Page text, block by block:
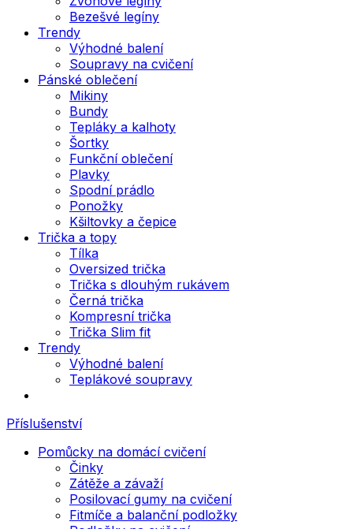
Bezešvé legíny
Trendy
Výhodné balení
Soupravy na cvičení
Pánské oblečení
Mikiny
Bundy
Tepláky a kalhoty
Šortky
Funkční oblečení
Plavky
Spodní prádlo
Ponožky
Kšiltovky a čepice
Trička a topy
Tílka
Oversized trička
Trička s dlouhým rukávem
Černá trička
Kompresní trička
Trička Slim fit
Trendy
Výhodné balení
Teplákové soupravy
Příslušenství
Pomůcky na domácí cvičení
Činky
Zátěže a závaží
Posilovací gumy na cvičení
Fitmíče a balanční podložky